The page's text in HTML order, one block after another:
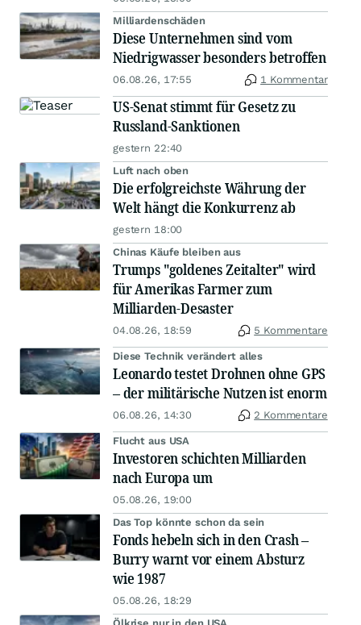
Milliardenschäden
Diese Unternehmen sind vom
Niedrigwasser besonders betroffen
06.08.26, 17:55 1 Kommentar
US-Senat stimmt für Gesetz zu
Russland-Sanktionen
gestern 22:40
Luft nach oben
Die erfolgreichste Währung der
Welt hängt die Konkurrenz ab
gestern 18:00
Chinas Käufe bleiben aus
Trumps "goldenes Zeitalter" wird
für Amerikas Farmer zum
Milliarden-Desaster
04.08.26, 18:59 5 Kommentare
Diese Technik verändert alles
Leonardo testet Drohnen ohne GPS
– der militärische Nutzen ist enorm
06.08.26, 14:30 2 Kommentare
Flucht aus USA
Investoren schichten Milliarden
nach Europa um
05.08.26, 19:00
Das Top könnte schon da sein
Fonds hebeln sich in den Crash –
Burry warnt vor einem Absturz
wie 1987
05.08.26, 18:29